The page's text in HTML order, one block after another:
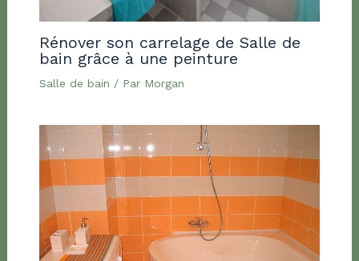
Rénover son carrelage de Salle de
bain grâce à une peinture
Salle de bain / Par Morgan